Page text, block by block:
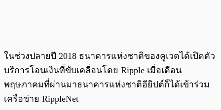
ในช่วงปลายปี 2018 ธนาคารแห่งชาติของคูเวตได้เปิดตัว
บริการโอนเงินที่ขับเคลื่อนโดย Ripple เมื่อเดือน
พฤษภาคมที่ผ่านมาธนาคารแห่งชาติอียิปต์ก็ได้เข้าร่วม
เครือข่าย RippleNet